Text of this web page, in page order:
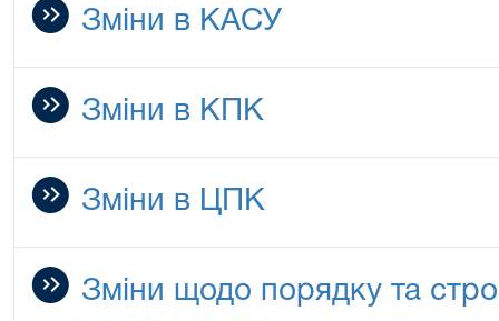
Зміни в КАСУ
Зміни в КПК
Зміни в ЦПК
Зміни щодо порядку та